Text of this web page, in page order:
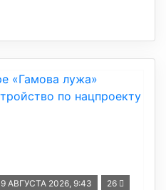
9 АВГУСТА 2026, 9:43 26